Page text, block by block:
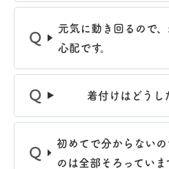
元気に動き回るので
心配です。
着付けはどうし
初めてで分からない
のは全部そろっていま